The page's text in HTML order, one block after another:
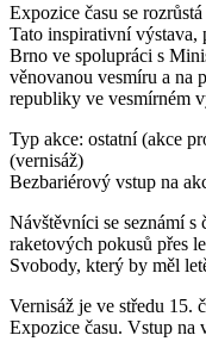
Expozice času se
Tato inspirativní výstava,
Brno ve spolupráci s
věnovanou vesmíru a na
republiky ve vesmírném
Typ akce: ostatní (akce
(vernisáž)
Bezbariérový vstup na
Návštěvníci se seznámí
raketových pokusů přes
Svobody, který by měl
Vernisáž je ve středu 15.
Expozice času. Vstup na